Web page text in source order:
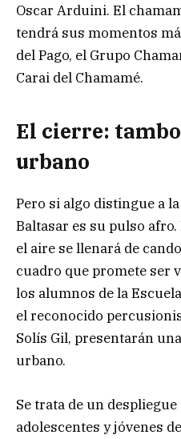
Oscar Arduini. El
tendrá sus momentos
del Pago, el Grupo
Carai del Chamamé.
El cierre:
urbano
Pero si algo distingue a
Baltasar es su pulso
el aire se llenará de
cuadro que promete ser
los alumnos de la
el reconocido
Solís Gil, presentarán
urbano.
Se trata de un
adolescentes y jóvenes